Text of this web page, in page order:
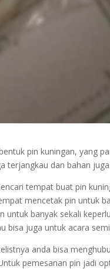
pin kuningan, yang
terjangkau dan bahan
tempat buat pin
mencetak pin untuk
untuk banyak sekali
bisa juga untuk acara
anda bisa
pemesanan pin jadi